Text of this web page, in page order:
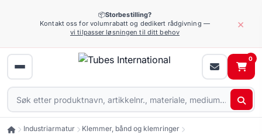
📦Storbestilling?
Kontakt oss for volumrabatt og dedikert rådgivning —
vi tilpasser løsningen til ditt behov
×
0
Industriarmatur
Klemmer, bånd og klemringer